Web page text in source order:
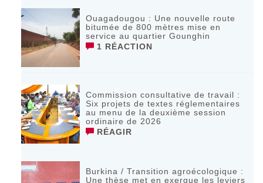
Ouagadougou : Une nouvelle route
bitumée de 800 mètres mise en
service au quartier Gounghin
1 RÉACTION
Commission consultative de travail :
Six projets de textes réglementaires
au menu de la deuxième session
ordinaire de 2026
RÉAGIR
Burkina / Transition agroécologique :
Une thèse met en exergue les leviers